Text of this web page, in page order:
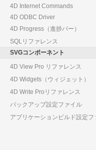
4D Internet Commands
4D ODBC Driver
4D Progress（進捗バー）
SQLリファレンス
SVGコンポーネント
4D View Pro リファレンス
4D Widgets（ウィジェット）
4D Write Proリファレンス
バックアップ設定ファイル
アプリケーションビルド設定フ